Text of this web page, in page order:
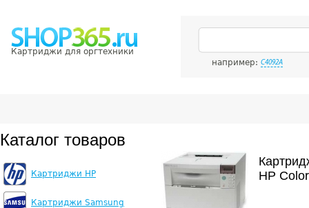
Картриджи для оргтехники
например: C4092A
Каталог товаров
Картриджи HP
Картриджи Samsung
HP